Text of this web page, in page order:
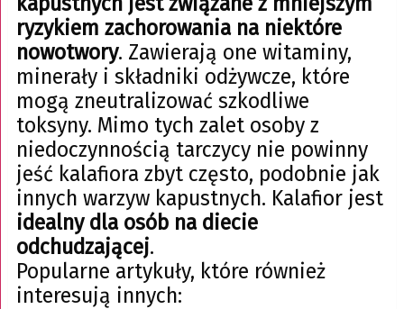
ryzykiem zachorowania na niektóre
nowotwory. Zawierają one witaminy,
minerały i składniki odżywcze, które
mogą zneutralizować szkodliwe
toksyny. Mimo tych zalet osoby z
niedoczynnością tarczycy nie powinny
jeść kalafiora zbyt często, podobnie jak
innych warzyw kapustnych. Kalafior jest
idealny dla osób na diecie
odchudzającej.
Popularne artykuły, które również
interesują innych: